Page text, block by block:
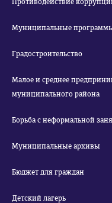
Противодействие
Муниципальные
Градостроительство
Малое и среднее
муниципального района
Борьба с неформальной
Муниципальные архивы
Бюджет для граждан
Детский лагерь